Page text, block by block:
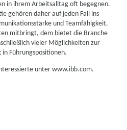
in ihrem Arbeitsalltag oft begegnen.
gehören daher auf jeden Fall ins
und Teamfähigkeit.
mitbringt, dem bietet die Branche
vieler Möglichkeiten zur
Führungspositionen.
unter www.ibb.com.